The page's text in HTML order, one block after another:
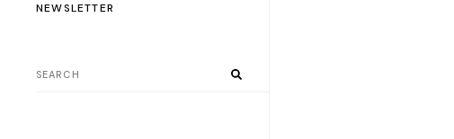
NEWSLETTER